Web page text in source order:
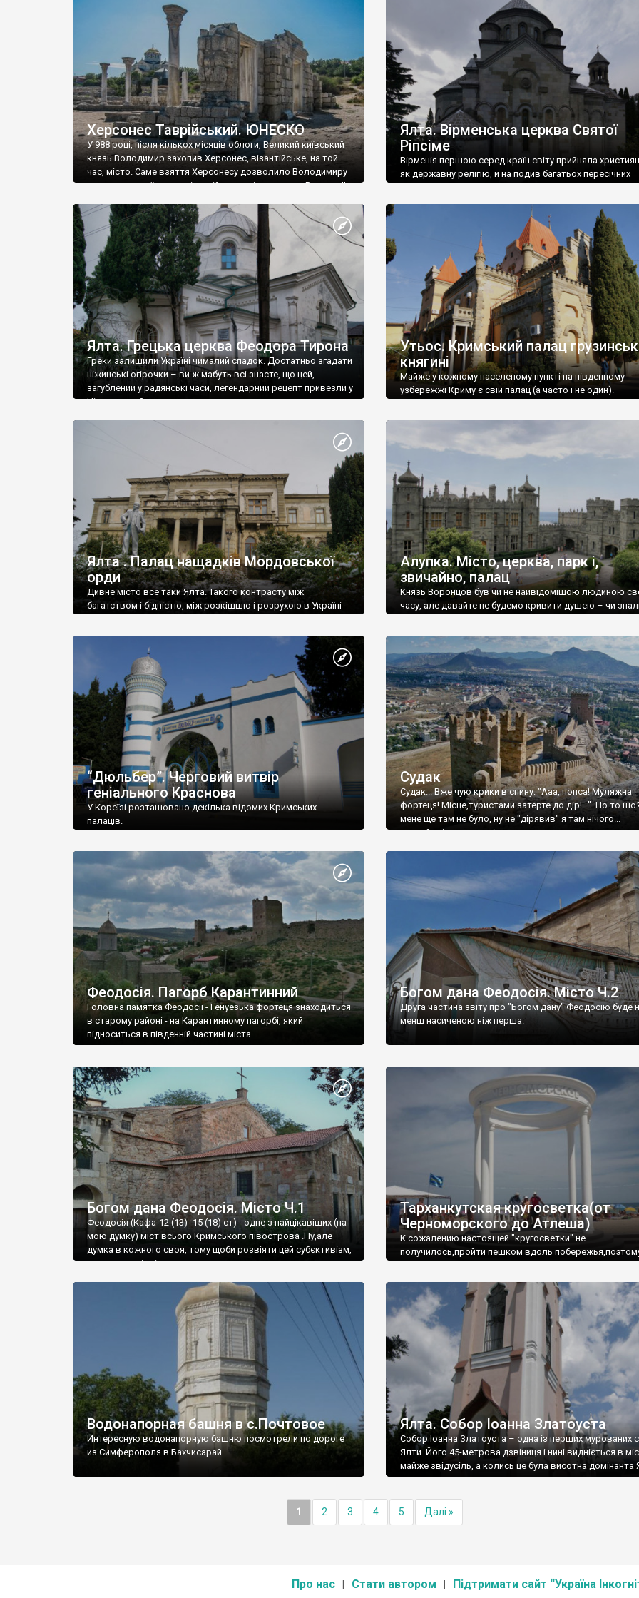
візантійської доби. Раритети викрадені з фондів об’єкту
культурної спадщини ЮНЕСКО «Херсонеса Таврійського».
Офіційно – на виставку «Золото Візантії», але експерти та
влада в Україні вважають це лише […]
називаються «повстяками» (postaki)…” “Вино. Крим
виробляє відмінне вино і його вдосталь: воно все
легке біле і дуже […]
Херсонес Таврійський. ЮНЕСКО
У 988 році, після кількох місяців облоги, Великий київський
князь Володимир захопив Херсонес, візантійське, на той
час, місто. Саме взяття Херсонесу дозволило Володимиру
диктувати свої умови візантійському імператору Василю ІІ,
Херсонесі Володимир-язичник, став Василем-
християнином. А потім було Хрещення Русі. На честь
Херсонесу Таврійського названо місто […]
Ялта. Вірменська церква Святої
Ріпсіме
Вірменія першою серед країн світу прийняла
як державну релігію, й на подив багатьох пересічних
Ялта. Грецька церква Феодора Тирона
Греки залишили Україні чималий спадок. Достатньо згадати
ніжинські огірочки – ви ж мабуть всі знаєте, що цей,
загублений у радянські часи, легендарний рецепт привезли у
Ніжин греки?
Утьос. Кримський палац
княгині
Майже у кожному населеному пункті на південному
узбережжі Криму є свій палац (а часто і не один).
Ялта . Палац нащадків Мордовської
орди
Дивне місто все таки Ялта. Такого контрасту між
багатством і бідністю, між розкішшю і розрухою в Україні
Алупка. Місто, церква, парк і,
звичайно, палац
Князь Воронцов був чи не найвідомішою людиною
часу, але давайте не будемо кривити душею – чи
“Дюльбер”. Черговий витвір
геніального Краснова
У Кореїзі розташовано декілька відомих Кримських
палаців.
Судак
Судак... Вже чую крики в спину: "Ааа, попса! Муляжна
фортеця! Місце,туристами затерте до дір!..." Но то
мене ще там не було, ну не "дірявив" я там нічого...
принаймні до цього літа.
Феодосія. Пагорб Карантинний
Головна памятка Феодосії - Генуезька фортеця знаходиться
в старому районі - на Карантинному пагорбі, який
підноситься в південній частині міста.
Богом дана Феодосія. Місто Ч.2
Друга частина звіту про "Богом дану" Феодосію буде
менш насиченою ніж перша.
Богом дана Феодосія. Місто Ч.1
Феодосія (Кафа-12 (13) -15 (18) ст) - одне з найцікавіших (на
мою думку) міст всього Кримського півострова .Ну,але
думка в кожного своя, тому щоби розвіяти цей субєктивізм,
запрошую відвідати це
Тарханкутская кругосветка(от
Черноморского до Атлеша)
К сожалению настоящей "кругосветки" не
получилось,пройти пешком вдоль
Водонапорная башня в с.Почтовое
Интересную водонапорную башню посмотрели по дороге
из Симферополя в Бахчисарай.
Ялта. Собор Іоанна Златоуста
Собор Іоанна Златоуста – одна із перших мурованих
Ялти. Його 45-метрова дзвіниця і нині видніється в
майже звідусіль, а колись це була висотна домінанта
1 2 3 4 5 Далі »
Про нас Стати автором Підтримати сайт “Україна